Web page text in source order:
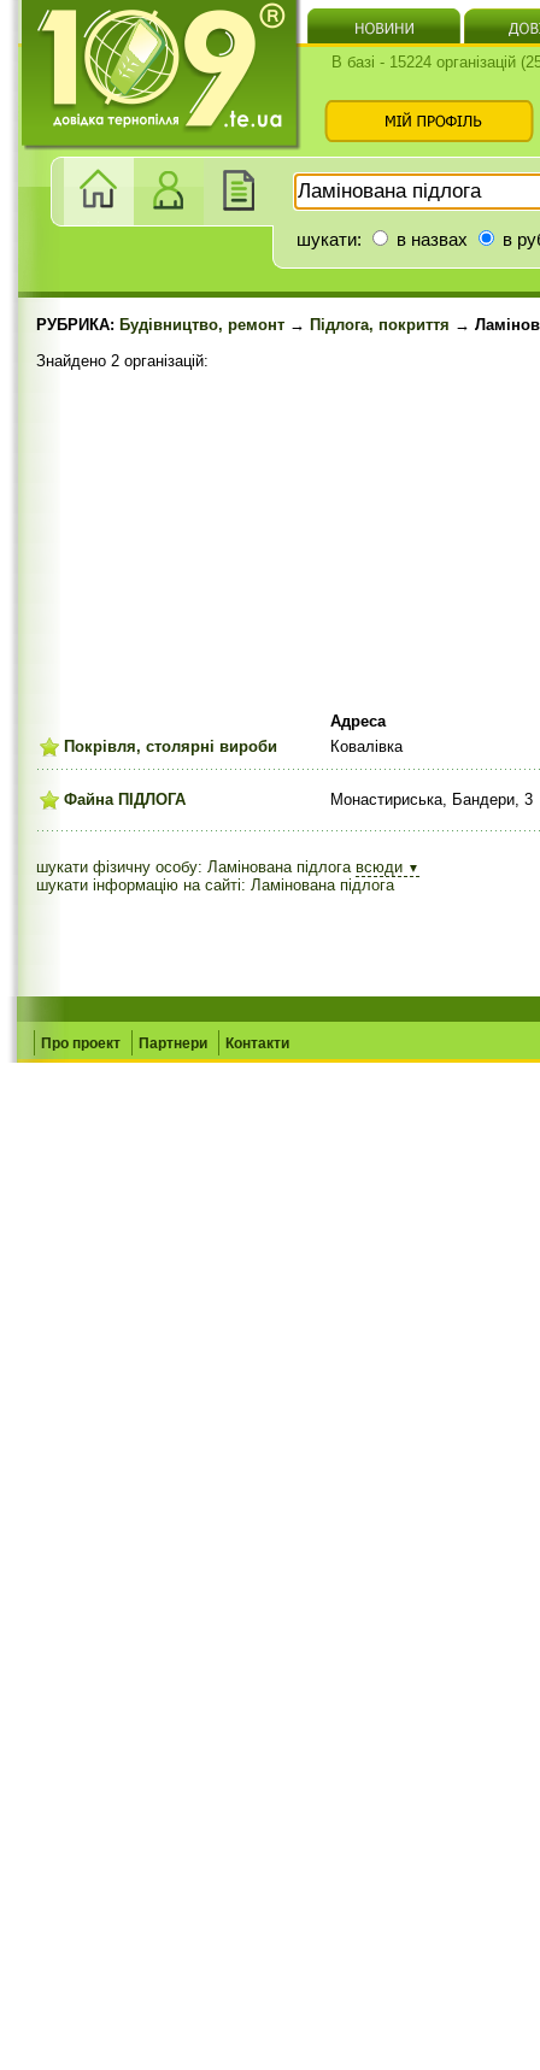
В базі - 15224 організацій
шукати: в назвах в
РУБРИКА: Будівництво, ремонт → Підлога, покриття →
Знайдено 2 організацій:
Адреса
Покрівля, столярні вироби
Ковалівка
Файна ПІДЛОГА Монастириська, Бандери, 3
шукати фізичну особу: Ламінована підлога всюди ▼
шукати інформацію на сайті: Ламінована підлога
Про проект Партнери Контакти